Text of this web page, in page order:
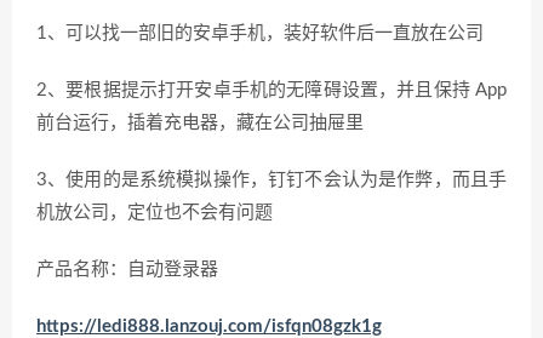
1、可以找一部旧的安卓手机，装好软件后一直放在公司
2、要根据提示打开安卓手机的无障碍设置，并且保持 App
前台运行，插着充电器，藏在公司抽屉里
3、使用的是系统模拟操作，钉钉不会认为是作弊，而且手
机放公司，定位也不会有问题
产品名称：自动登录器
https://ledi888.lanzouj.com/isfqn08gzk1g